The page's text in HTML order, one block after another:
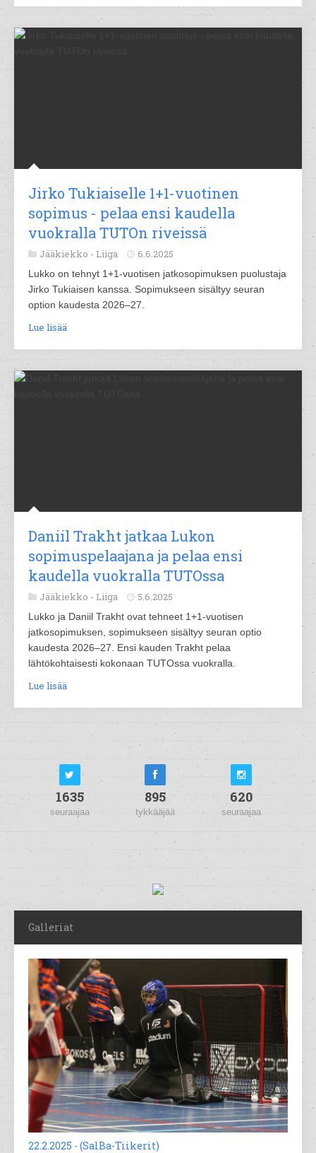
Jirko Tukiaiselle 1+1-vuotinen
sopimus - pelaa ensi kaudella
vuokralla TUTOn riveissä
Jääkiekko - Liiga 6.6.2025
Lukko on tehnyt 1+1-vuotisen jatkosopimuksen puolustaja
Jirko Tukiaisen kanssa. Sopimukseen sisältyy seuran
option kaudesta 2026–27.
Lue lisää
Daniil Trakht jatkaa Lukon
sopimuspelaajana ja pelaa ensi
kaudella vuokralla TUTOssa
Jääkiekko - Liiga 5.6.2025
Lukko ja Daniil Trakht ovat tehneet 1+1-vuotisen
jatkosopimuksen, sopimukseen sisältyy seuran optio
kaudesta 2026–27. Ensi kauden Trakht pelaa
lähtökohtaisesti kokonaan TUTOssa vuokralla.
Lue lisää
1635
seuraajaa
895
tykkääjää
620
seuraajaa
Galleriat
22.2.2025 - (SalBa-Tiikerit)